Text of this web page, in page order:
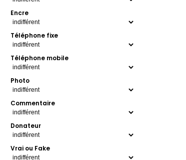
Encre
Téléphone fixe
Téléphone mobile
Photo
Commentaire
Donateur
Vrai ou Fake